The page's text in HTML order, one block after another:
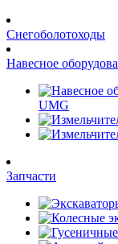
Снегоболотоходы
Навесное
UMG
Запчасти